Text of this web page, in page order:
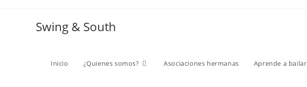
Swing & South
Inicio ¿Quienes somos? Asociaciones hermanas Aprende a bailar